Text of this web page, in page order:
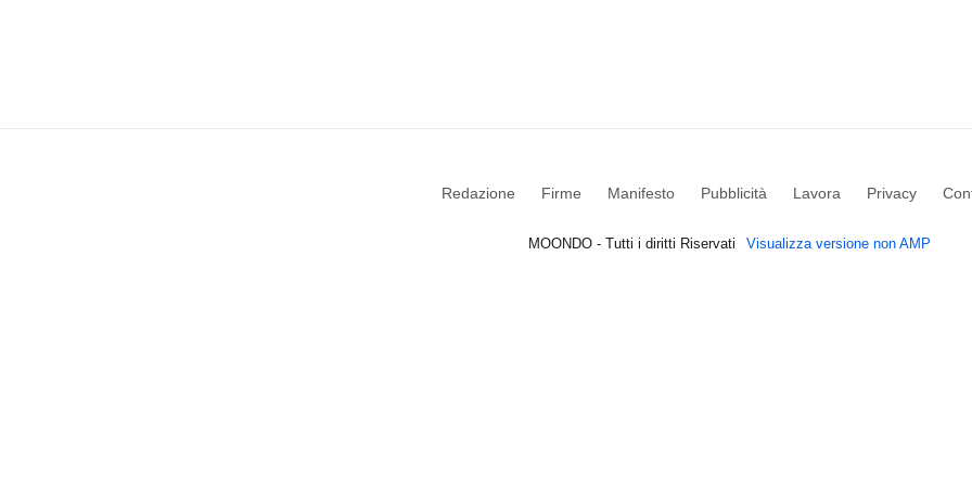
Redazione Firme Manifesto Pubblicità Lavora Privacy
MOONDO - Tutti i diritti Riservati Visualizza versione non AMP